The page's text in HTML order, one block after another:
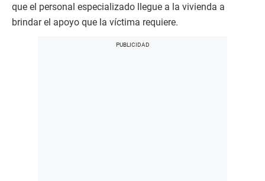
que el personal especializado llegue a la vivienda a
brindar el apoyo que la víctima requiere.